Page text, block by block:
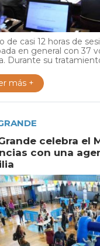
de casi 12 horas de
en general con 37
Durante su
más +
celebra el
con una